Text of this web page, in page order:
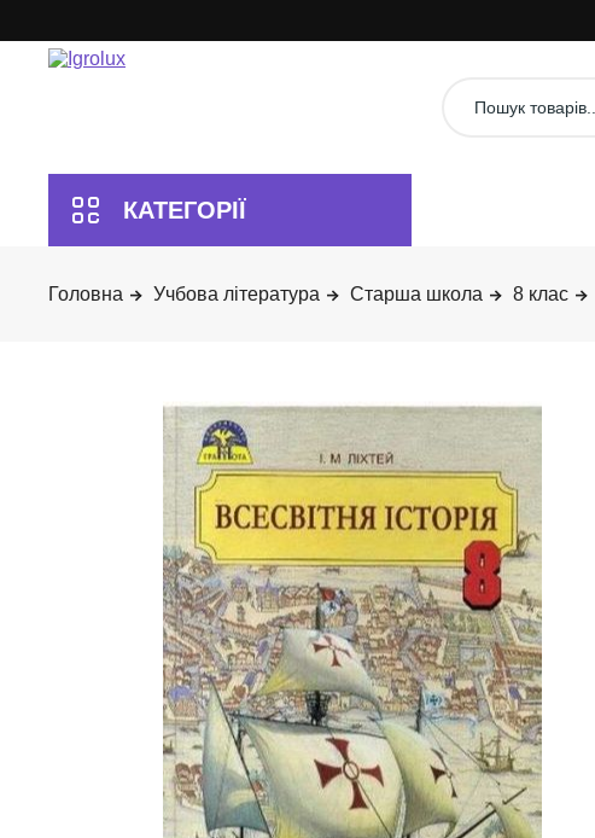
Учбова література Старша школа 8 клас